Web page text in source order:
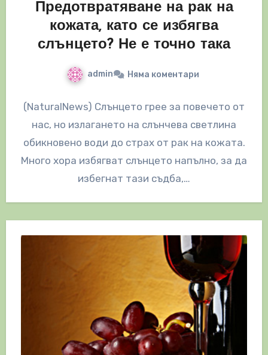
Предотвратяване на рак на
кожата, като се избягва
слънцето? Не е точно така
admin Няма коментари
(NaturalNews) Слънцето грее за повечето от
нас, но излагането на слънчева светлина
обикновено води до страх от рак на кожата.
Много хора избягват слънцето напълно, за да
избегнат тази съдба,…